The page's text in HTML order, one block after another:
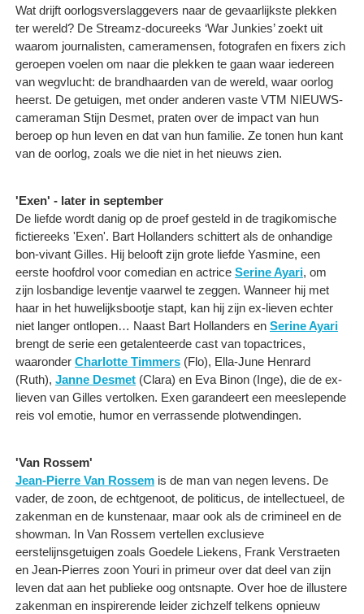
Wat drijft oorlogsverslaggevers naar de gevaarlijkste plekken
ter wereld? De Streamz-docureeks ‘War Junkies’ zoekt uit
waarom journalisten, cameramensen, fotografen en fixers zich
geroepen voelen om naar die plekken te gaan waar iedereen
van wegvlucht: de brandhaarden van de wereld, waar oorlog
heerst. De getuigen, met onder anderen vaste VTM NIEUWS-
cameraman Stijn Desmet, praten over de impact van hun
beroep op hun leven en dat van hun familie. Ze tonen hun kant
van de oorlog, zoals we die niet in het nieuws zien.
'Exen' - later in september
De liefde wordt danig op de proef gesteld in de tragikomische
fictiereeks 'Exen'. Bart Hollanders schittert als de onhandige
bon-vivant Gilles. Hij belooft zijn grote liefde Yasmine, een
eerste hoofdrol voor comedian en actrice Serine Ayari, om
zijn losbandige leventje vaarwel te zeggen. Wanneer hij met
haar in het huwelijksbootje stapt, kan hij zijn ex-lieven echter
niet langer ontlopen… Naast Bart Hollanders en Serine Ayari
brengt de serie een getalenteerde cast van topactrices,
waaronder Charlotte Timmers (Flo), Ella-June Henrard
(Ruth), Janne Desmet (Clara) en Eva Binon (Inge), die de ex-
lieven van Gilles vertolken. Exen garandeert een meeslepende
reis vol emotie, humor en verrassende plotwendingen.
'Van Rossem'
Jean-Pierre Van Rossem is de man van negen levens. De
vader, de zoon, de echtgenoot, de politicus, de intellectueel, de
zakenman en de kunstenaar, maar ook als de crimineel en de
showman. In Van Rossem vertellen exclusieve
eerstelijnsgetuigen zoals Goedele Liekens, Frank Verstraeten
en Jean-Pierres zoon Youri in primeur over dat deel van zijn
leven dat aan het publieke oog ontsnapte. Over hoe de illustere
zakenman en inspirerende leider zichzelf telkens opnieuw